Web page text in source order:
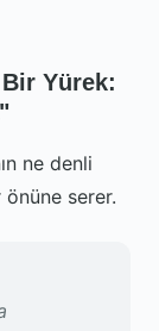
Yürek:
ne denli
önüne serer.